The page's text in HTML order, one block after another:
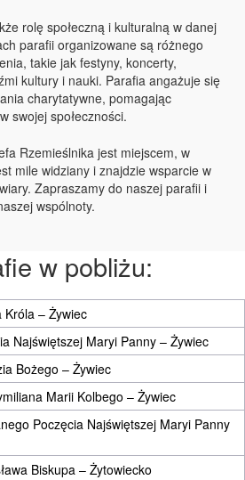
rolę społeczną i kulturalną w danej
parafii organizowane są różnego
takie jak festyny, koncerty,
kultury i nauki. Parafia angażuje się
charytatywne, pomagając
swojej społeczności.
Rzemieślnika jest miejscem, w
mile widziany i znajdzie wsparcie w
Zapraszamy do naszej parafii i
wspólnoty.
w pobliżu:
Króla – Żywiec
Najświętszej Maryi Panny – Żywiec
Bożego – Żywiec
Marii Kolbego – Żywiec
Poczęcia Najświętszej Maryi Panny
Biskupa – Żytowiecko